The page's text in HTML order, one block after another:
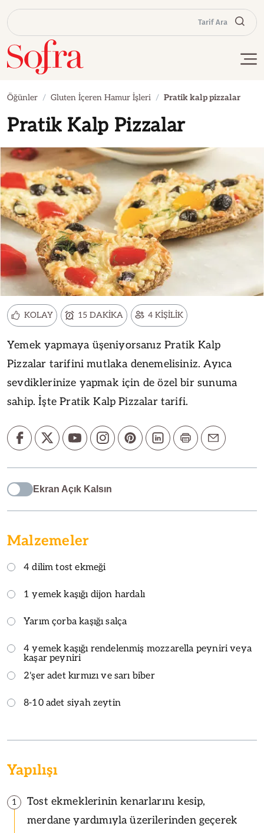
Tarif Ara
Öğünler Gluten İçeren Hamur İşleri Pratik kalp pizzalar
Pratik Kalp Pizzalar
KOLAY 15 DAKİKA 4 KİŞİLİK
Yemek yapmaya üşeniyorsanız Pratik Kalp
Pizzalar tarifini mutlaka denemelisiniz. Ayıca
sevdiklerinize yapmak için de özel bir sunuma
sahip. İşte Pratik Kalp Pizzalar tarifi.
Ekran Açık Kalsın
Malzemeler
4 dilim tost ekmeği
1 yemek kaşığı dijon hardalı
Yarım çorba kaşığı salça
4 yemek kaşığı rendelenmiş mozzarella peyniri veya
kaşar peyniri
2'şer adet kırmızı ve sarı biber
8-10 adet siyah zeytin
Yapılışı
1
Tost ekmeklerinin kenarlarını kesip,
merdane yardımıyla üzerilerinden geçerek